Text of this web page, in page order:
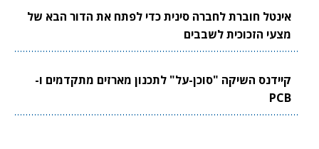
אינטל חוברת לחברה סינית כדי לפתח את הדור הבא של
מצעי הזכוכית לשבבים
קיידנס השיקה "סוכן-על" לתכנון מארזים מתקדמים ו-
PCB